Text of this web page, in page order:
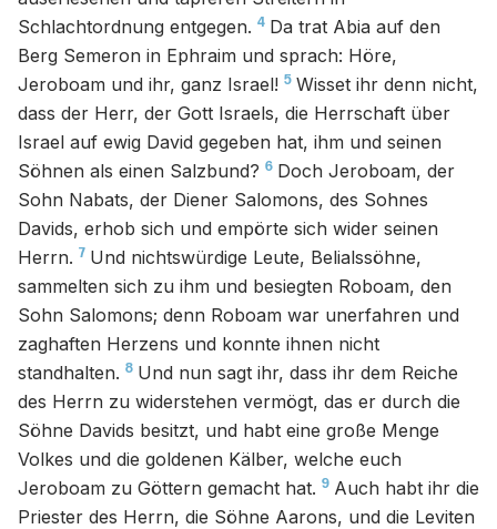
Schlachtordnung entgegen. 4 Da trat Abia auf den
Berg Semeron in Ephraim und sprach: Höre,
Jeroboam und ihr, ganz Israel! 5 Wisset ihr denn nicht,
dass der Herr, der Gott Israels, die Herrschaft über
Israel auf ewig David gegeben hat, ihm und seinen
Söhnen als einen Salzbund? 6 Doch Jeroboam, der
Sohn Nabats, der Diener Salomons, des Sohnes
Davids, erhob sich und empörte sich wider seinen
Herrn. 7 Und nichtswürdige Leute, Belialssöhne,
sammelten sich zu ihm und besiegten Roboam, den
Sohn Salomons; denn Roboam war unerfahren und
zaghaften Herzens und konnte ihnen nicht
standhalten. 8 Und nun sagt ihr, dass ihr dem Reiche
des Herrn zu widerstehen vermögt, das er durch die
Söhne Davids besitzt, und habt eine große Menge
Volkes und die goldenen Kälber, welche euch
Jeroboam zu Göttern gemacht hat. 9 Auch habt ihr die
Priester des Herrn, die Söhne Aarons, und die Leviten